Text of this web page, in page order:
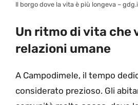
Il borgo dove la vita è più longeva –
Un ritmo di vita che
relazioni umane
A Campodimele, il tempo
considerato prezioso. Gli